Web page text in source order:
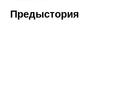
Предыстория